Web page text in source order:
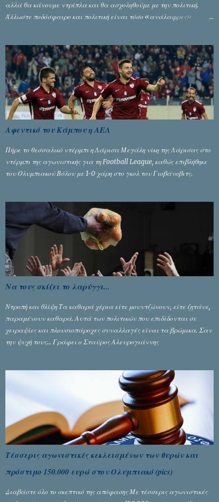
αλλά θα κάνουμε ντρίπλα και θα ασχοληθούμε με την πολιτική.
Άλλωστε ποδόσφαιρο και πολιτική είναι τόσο «ανάλαφρες»
Αφεντικό του Κάμπου η ΑΕΛ
Πήρε το θεσσαλικό ντέρμπι η Λάρισα Μεγάλη νίκη της Λάρισας στο
ντέρμπι της αγωνιστικής για τη Football League, καθώς επιβλήθηκε
του Ολυμπιακού Βόλου με 1-0 χάρη στο γκολ του Γιοβάνοβιτς.
Να τους σκίζει το λαρύγγι...
Ντροπή και θλίψη Τα καθαρά χέρια είτε μουντζώνουν, είτε ζητάνε,
παραμένουν καθαρά. Αυτά των πολιτικών που επιδίδονται σε
χειραψίες και πλουσιοπάροχες συναλλαγές είναι τα βρώμικα. Σαν
την ψυχή τους... Γράφει ο Σταύρος Αλευρογιάννης
Τέσσερις αγωνιστικές κεκλεισμένων των θυρών και
πρόστιμο 150.000 ευρώ στον Ολυμπιακό (pics)
Διαβάστε όλο το σκεπτικό της απόφασης Με τέσσερις αγωνιστικές